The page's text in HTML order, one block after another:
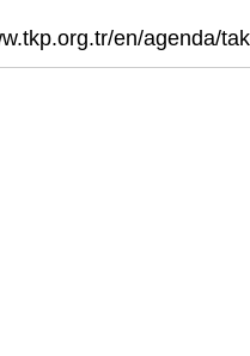
en/agenda/